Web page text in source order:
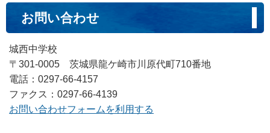
お問い合わせ
城西中学校
〒301-0005 茨城県龍ケ崎市川原代町710番地
電話：0297-66-4157
ファクス：0297-66-4139
お問い合わせフォームを利用する